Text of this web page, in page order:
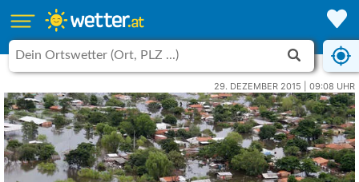
29. DEZEMBER 2015 | 09:08 UHR